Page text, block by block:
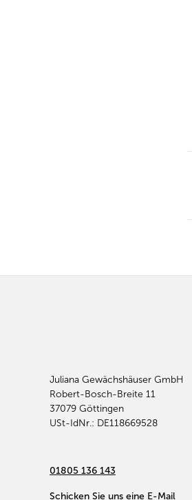
Juliana Gewächshäuser GmbH
Robert-Bosch-Breite 11
37079 Göttingen
USt-IdNr.: DE118669528
01805 136 143
Schicken Sie uns eine E-Mail